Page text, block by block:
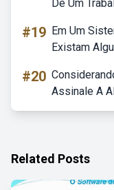
De Um
#19 Em Um
Existam
#20
Assinale A
Related Posts